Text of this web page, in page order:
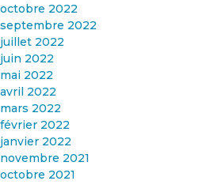
octobre 2022
septembre 2022
juillet 2022
juin 2022
mai 2022
avril 2022
mars 2022
février 2022
janvier 2022
novembre 2021
octobre 2021